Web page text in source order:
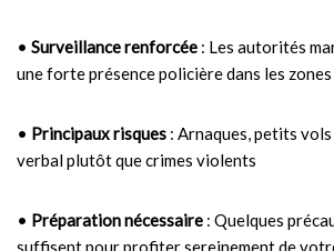
• Surveillance renforcée : Les autorités
une forte présence policière dans les
• Principaux risques : Arnaques, petits
verbal plutôt que crimes violents
• Préparation nécessaire : Quelques
suffisent pour profiter sereinement de